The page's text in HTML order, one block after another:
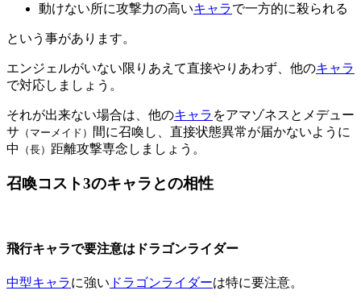
動けない所に攻撃力の高いキャラで一方的に殺られる
という事があります。
エンジェルがいない限りあえて直接やりあわず、他のキャラ
で対応しましょう。
それが出来ない場合は、他のキャラ をアマゾネスとメデュー
サ （マーメイド）
間に召喚し、直接状態異常が届かないように
中
（長） 距離攻撃専念しましょう。
召喚コスト3のキャラとの相性
飛行キャラで要注意はドラゴンライダー
中型キャラに強い ドラゴンライダーは特に要注意。